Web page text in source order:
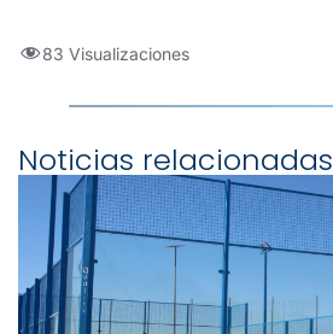
83 Visualizaciones
Noticias relacionadas